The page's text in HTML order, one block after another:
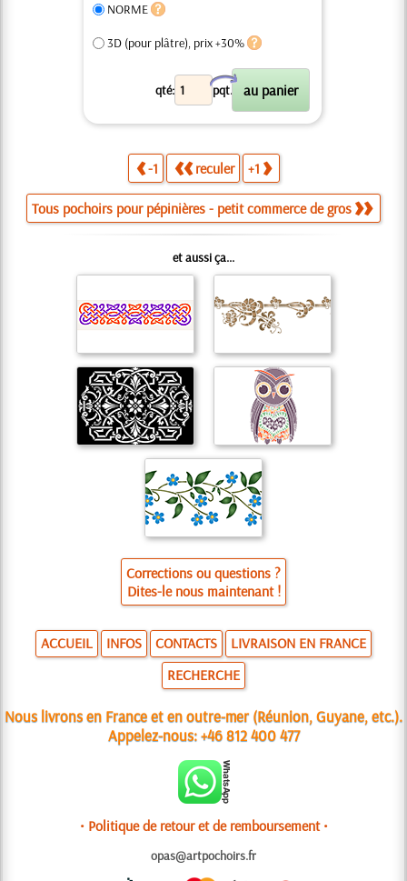
NORME
3D (pour plâtre), prix +30%
qté: pqt.
X
-1 reculer +1
Tous pochoirs pour pépinières - petit commerce de gros
et aussi ça...
Corrections ou questions ?
Dites-le nous maintenant !
ACCUEIL INFOS CONTACTS
LIVRAISON EN FRANCE
RECHERCHE
Nous livrons en France et en outre-mer (Réunion, Guyane, etc.).
Appelez-nous:+46 812 400 477
• Politique de retour et de remboursement •
opas@artpochoirs.fr